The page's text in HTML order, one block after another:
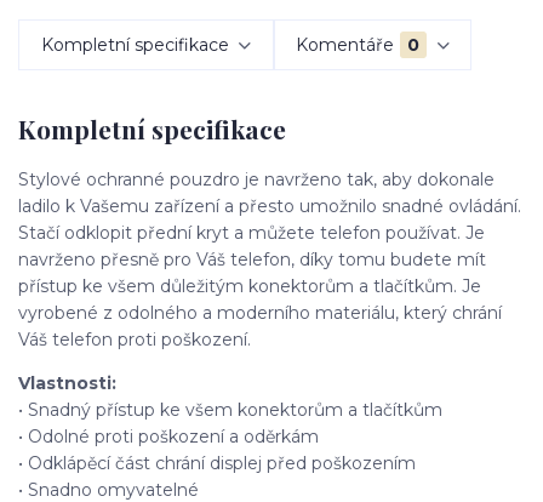
Kompletní specifikace Komentáře 0
Kompletní specifikace
Stylové ochranné pouzdro je navrženo tak, aby dokonale
ladilo k Vašemu zařízení a přesto umožnilo snadné ovládání.
Stačí odklopit přední kryt a můžete telefon používat. Je
navrženo přesně pro Váš telefon, díky tomu budete mít
přístup ke všem důležitým konektorům a tlačítkům. Je
vyrobené z odolného a moderního materiálu, který chrání
Váš telefon proti poškození.
Vlastnosti:
• Snadný přístup ke všem konektorům a tlačítkům
• Odolné proti poškození a oděrkám
• Odklápěcí část chrání displej před poškozením
• Snadno omyvatelné